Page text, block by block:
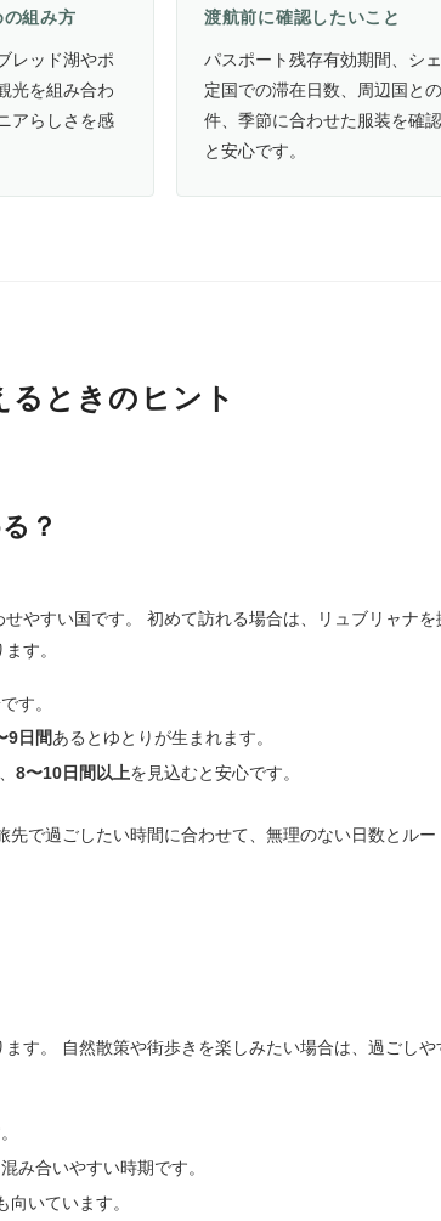
組み方
レッド湖やポ
光を組み合わ
アらしさを感
渡航前に確認したいこと
パスポート残存有効期間、シ
定国での滞在日数、周辺国と
件、季節に合わせた服装を確
と安心です。
るときのヒント
？
やすい国です。 初めて訪れる場合は、リュブリャナを
す。
す。
9日間あるとゆとりが生まれます。
8〜10日間以上を見込むと安心です。
先で過ごしたい時間に合わせて、無理のない日数とルー
す。 自然散策や街歩きを楽しみたい場合は、過ごしや
み合いやすい時期です。
いています。